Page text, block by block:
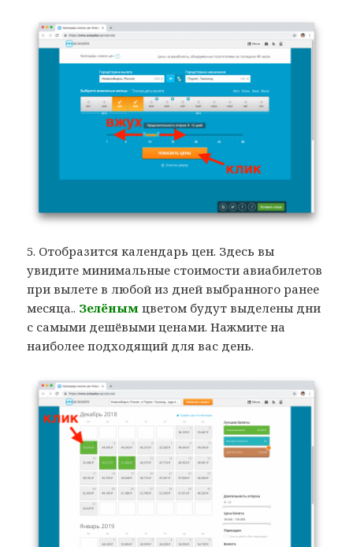
5. Отобразится календарь цен. Здесь вы
увидите минимальные стоимости авиабилетов
при вылете в любой из дней выбранного ранее
месяца.. Зелёным цветом будут выделены дни
с самыми дешёвыми ценами. Нажмите на
наиболее подходящий для вас день.